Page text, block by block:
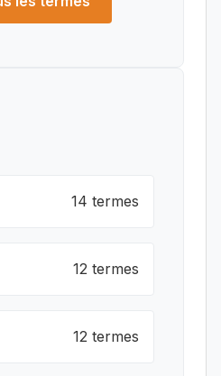
14 termes
12 termes
12 termes